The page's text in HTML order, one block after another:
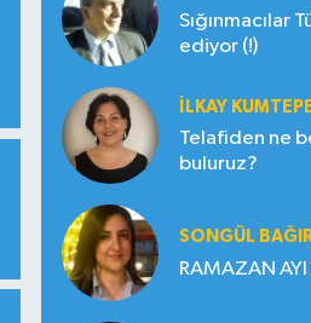
Sığınmacılar
ediyor (!)
İLKAY
Telafiden ne
buluruz?
SONGÜL
RAMAZAN AYI